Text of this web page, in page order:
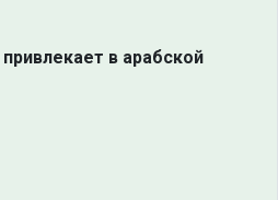
в арабской